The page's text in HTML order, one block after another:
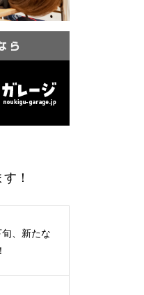
！
、新たな